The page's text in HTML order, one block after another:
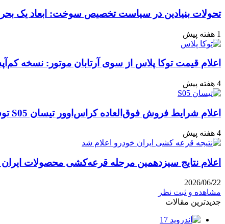
تحولات بنیادین در سیاست تخصیص سوخت: ابعاد یک
1 هفته پیش
اعلام قیمت توکا پلاس از سوی آرتابان موتور: نسخه کم‌آپشن با چه
4 هفته پیش
اعلام شرایط فروش فوق‌العاده کراس‌اوور تیسان S05 توسط تیگارد موتور: قیمت قطعی و جزئیات اقساطی تیر ۱۴۰۵
4 هفته پیش
اعلام نتایج سیزدهمین مرحله قرعه‌کشی محصولات ایران خودرو: مهلت ۱۰
2026/06/22
مشاهده و ثبت نظر
جدیدترین مقالات